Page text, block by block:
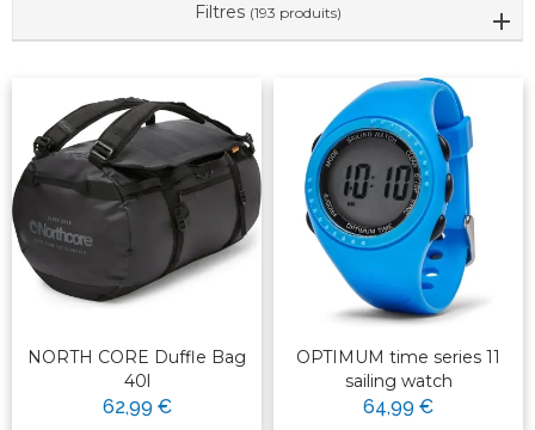
Filtres (193 produits)
NORTH CORE Duffle Bag
40l
62,99 €
OPTIMUM time series 11
sailing watch
64,99 €